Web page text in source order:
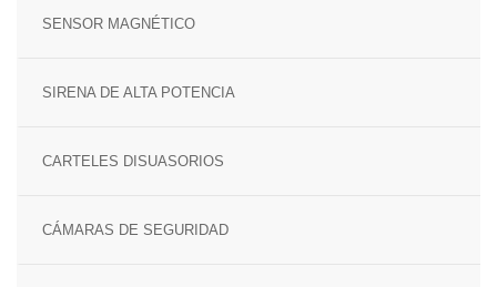
SENSOR MAGNÉTICO
SIRENA DE ALTA POTENCIA
CARTELES DISUASORIOS
CÁMARAS DE SEGURIDAD